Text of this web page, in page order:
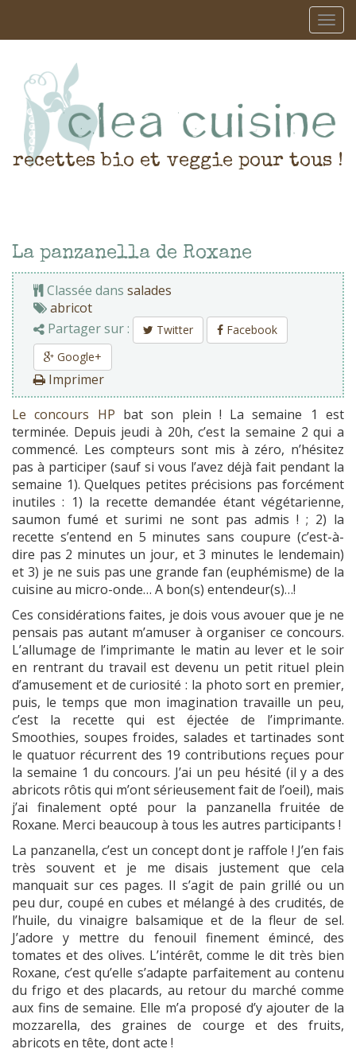
recettes bio et veggie pour tous !
La panzanella de Roxane
Classée dans salades
abricot
Partager sur :
Twitter
Facebook
Google+
Imprimer
Le concours HP bat son plein ! La semaine 1 est
terminée. Depuis jeudi à 20h, c’est la semaine 2 qui a
commencé. Les compteurs sont mis à zéro, n’hésitez
pas à participer (sauf si vous l’avez déjà fait pendant la
semaine 1). Quelques petites précisions pas forcément
inutiles : 1) la recette demandée étant végétarienne,
saumon fumé et surimi ne sont pas admis ! ; 2) la
recette s’entend en 5 minutes sans coupure (c’est-à-
dire pas 2 minutes un jour, et 3 minutes le lendemain)
et 3) je ne suis pas une grande fan (euphémisme) de la
cuisine au micro-onde… A bon(s) entendeur(s)…!
Ces considérations faites, je dois vous avouer que je ne
pensais pas autant m’amuser à organiser ce concours.
L’allumage de l’imprimante le matin au lever et le soir
en rentrant du travail est devenu un petit rituel plein
d’amusement et de curiosité : la photo sort en premier,
puis, le temps que mon imagination travaille un peu,
c’est la recette qui est éjectée de l’imprimante.
Smoothies, soupes froides, salades et tartinades sont
le quatuor récurrent des 19 contributions reçues pour
la semaine 1 du concours. J’ai un peu hésité (il y a des
abricots rôtis qui m’ont sérieusement fait de l’oeil), mais
j’ai finalement opté pour la panzanella fruitée de
Roxane. Merci beaucoup à tous les autres participants !
La panzanella, c’est un concept dont je raffole ! J’en fais
très souvent et je me disais justement que cela
manquait sur ces pages. Il s’agit de pain grillé ou un
peu dur, coupé en cubes et mélangé à des crudités, de
l’huile, du vinaigre balsamique et de la fleur de sel.
J’adore y mettre du fenouil finement émincé, des
tomates et des olives. L’intérêt, comme le dit très bien
Roxane, c’est qu’elle s’adapte parfaitement au contenu
du frigo et des placards, au retour du marché comme
aux fins de semaine. Elle m’a proposé d’y ajouter de la
mozzarella, des graines de courge et des fruits,
abricots en tête, dont acte !